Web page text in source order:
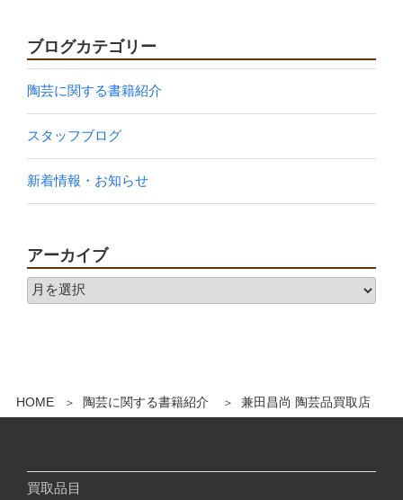
HOME 陶芸に関する書籍紹介 兼田昌尚 陶芸品買取店
ブログカテゴリー
陶芸に関する書籍紹介
スタッフブログ
新着情報・お知らせ
アーカイブ
買取品目